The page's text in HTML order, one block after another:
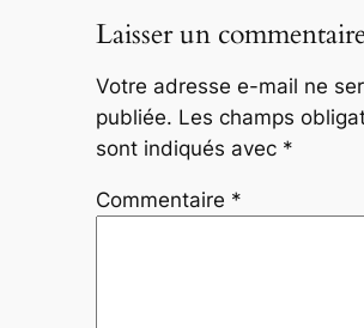
Laisser un
Votre adresse e-mail ne
publiée. Les champs
sont indiqués avec *
Commentaire *